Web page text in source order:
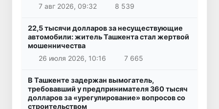
7 авг 2026, 09:32
8 539
22,5 тысячи долларов за несуществующие
автомобили: житель Ташкента стал жертвой
мошенничества
26 июля 2026, 10:16
7 665
В Ташкенте задержан вымогатель,
требовавший у предпринимателя 360 тысяч
долларов за «урегулирование» вопросов со
строительством